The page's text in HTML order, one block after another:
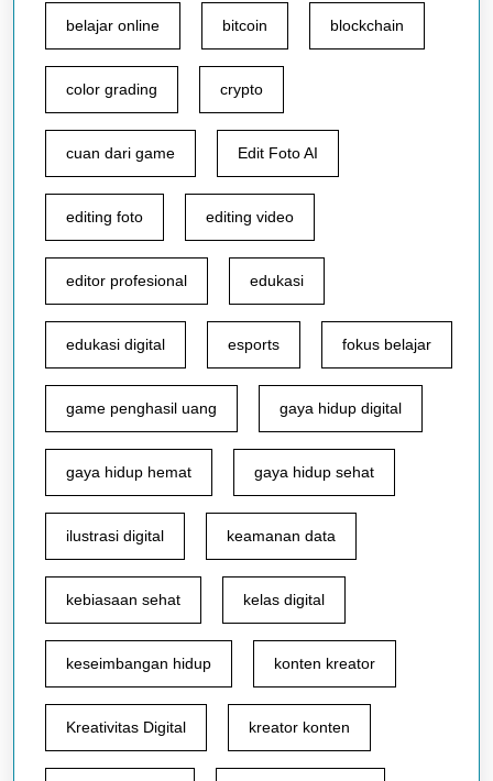
belajar online bitcoin blockchain
color grading crypto
cuan dari game Edit Foto AI
editing foto editing video
editor profesional edukasi
edukasi digital esports fokus belajar
game penghasil uang gaya hidup digital
gaya hidup hemat gaya hidup sehat
ilustrasi digital keamanan data
kebiasaan sehat kelas digital
keseimbangan hidup konten kreator
Kreativitas Digital kreator konten